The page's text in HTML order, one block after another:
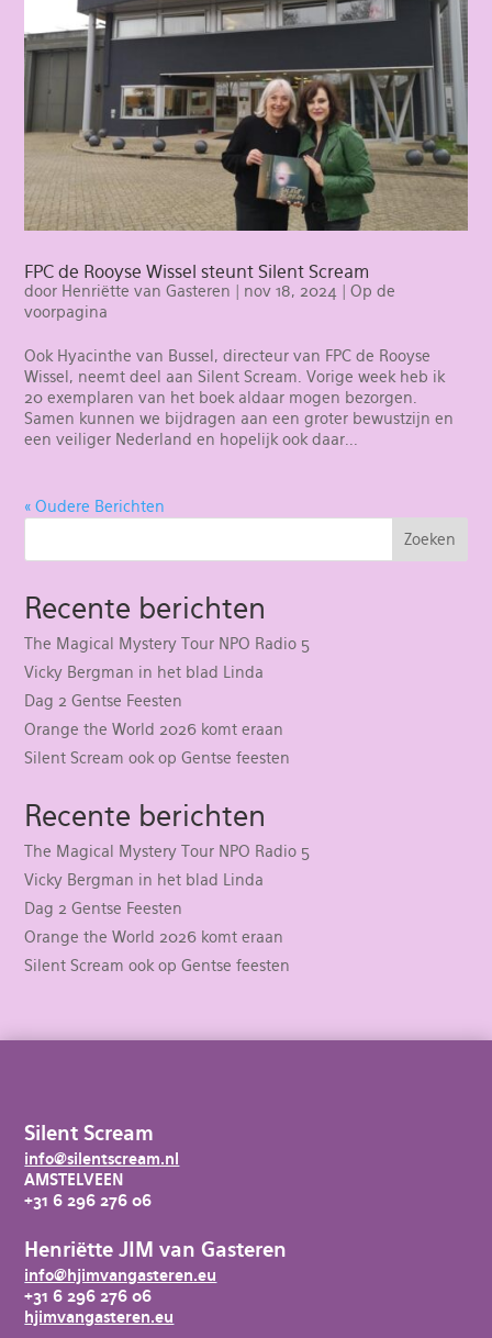
FPC de Rooyse Wissel steunt Silent Scream
door Henriëtte van Gasteren nov 18, 2024 |Op de
voorpagina
Ook Hyacinthe van Bussel, directeur van FPC de Rooyse
Wissel, neemt deel aan Silent Scream. Vorige week heb ik
20 exemplaren van het boek aldaar mogen bezorgen.
Samen kunnen we bijdragen aan een groter bewustzijn en
een veiliger Nederland en hopelijk ook daar...
« Oudere Berichten
Zoeken
Recente berichten
The Magical Mystery Tour NPO Radio 5
Vicky Bergman in het blad Linda
Dag 2 Gentse Feesten
Orange the World 2026 komt eraan
Silent Scream ook op Gentse feesten
Recente berichten
The Magical Mystery Tour NPO Radio 5
Vicky Bergman in het blad Linda
Dag 2 Gentse Feesten
Orange the World 2026 komt eraan
Silent Scream ook op Gentse feesten
Silent Scream
info@silentscream.nl
AMSTELVEEN
+31 6 296 276 06
Henriëtte JIM van Gasteren
info@hjimvangasteren.eu
+31 6 296 276 06
hjimvangasteren.eu